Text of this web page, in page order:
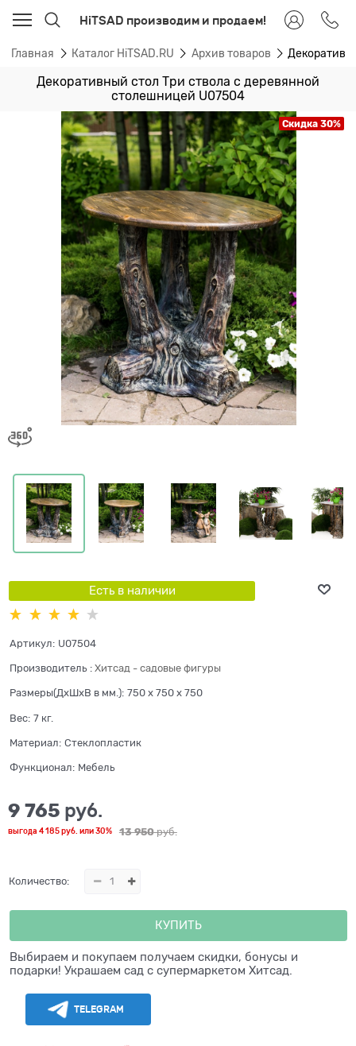
HiTSAD производим и продаем!
Главная Каталог HiTSAD.RU Архив товаров
Декоративный стол Три ствола с деревянной
столешницей U07504
Скидка 30%
Есть в наличии
Артикул: U07504
Производитель : Хитсад - садовые фигуры
Размеры(ДхШхВ в мм.): 750 x 750 x 750
Вес: 7 кг.
Материал: Стеклопластик
Функционал: Мебель
13 950 руб.
9 765 руб.
выгода 4 185 руб. или30%
Количество:
КУПИТЬ
Выбираем и покупаем получаем скидки, бонусы и
подарки! Украшаем сад с супермаркетом Хитсад.
TELEGRAM